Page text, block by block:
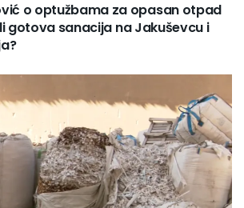
o optužbama za opasan otpad
li gotova sanacija na Jakuševcu i